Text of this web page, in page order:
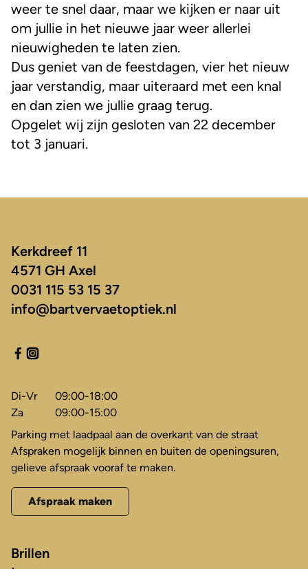
weer te snel daar, maar we kijken er naar uit
om jullie in het nieuwe jaar weer allerlei
nieuwigheden te laten zien.
Dus geniet van de feestdagen, vier het nieuw
jaar verstandig, maar uiteraard met een knal
en dan zien we jullie graag terug.
Opgelet wij zijn gesloten van 22 december
tot 3 januari.
Kerkdreef 11
4571 GH Axel
0031 115 53 15 37
info@bartvervaetoptiek.nl
Di-Vr
09:00-18:00
Za
09:00-15:00
Parking met laadpaal aan de overkant van de straat
Afspraken mogelijk binnen en buiten de openingsuren,
gelieve afspraak vooraf te maken.
Afspraak maken
Brillen